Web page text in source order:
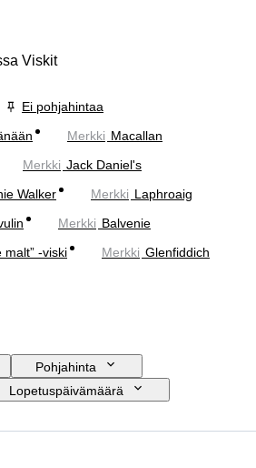
Viskit
Ei pohjahintaa
Merkki Macallan
Merkki Jack Daniel's
Walker Merkki Laphroaig
Merkki Balvenie
malt” -viski Merkki Glenfiddich
Pohjahinta
Lopetuspäivämäärä